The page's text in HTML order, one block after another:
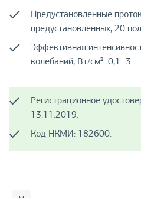
Предустановленные
предустановленных, 20
Эффективная
колебаний, Вт/см²: 0,1...3
Регистрационное
13.11.2019.
Код НКМИ: 182600.